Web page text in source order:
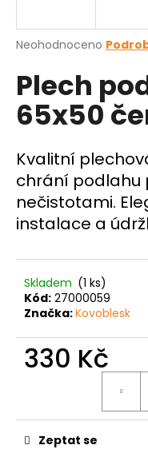
Průměrné
produktu
je
0,0
z
hvězdiček.
Neohodnoceno
Plech
65x50
Kvalitní
chrání podlahu
nečistotami.
instalace a
Skladem (1 ks)
Kód: 27000059
Značka:Kovoblesk
330 Kč
Zeptat se
j
t
?
D
p
o
u
č
m
e